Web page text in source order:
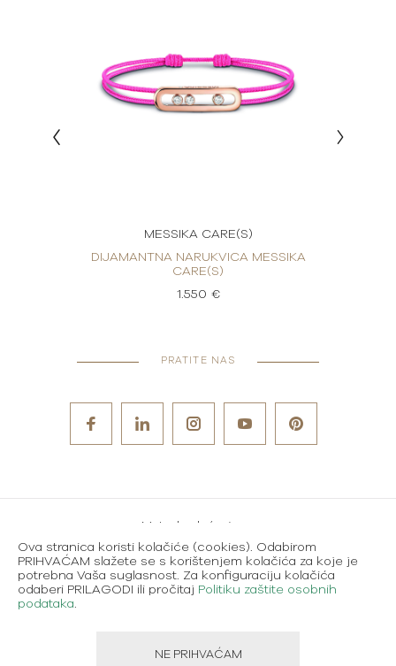
MESSIKA CARE(S)
DIJAMANTNA NARUKVICA MESSIKA
CARE(S)
1.550 €
PRATITE NAS
Karijere
Uvjeti korištenja
Ova stranica koristi kolačiće (cookies). Odabirom
PRIHVAĆAM slažete se s korištenjem kolačića za koje je
potrebna Vaša suglasnost. Za konfiguraciju kolačića
odaberi PRILAGODI ili pročitaj Politiku zaštite osobnih
podataka.
NE PRIHVAĆAM